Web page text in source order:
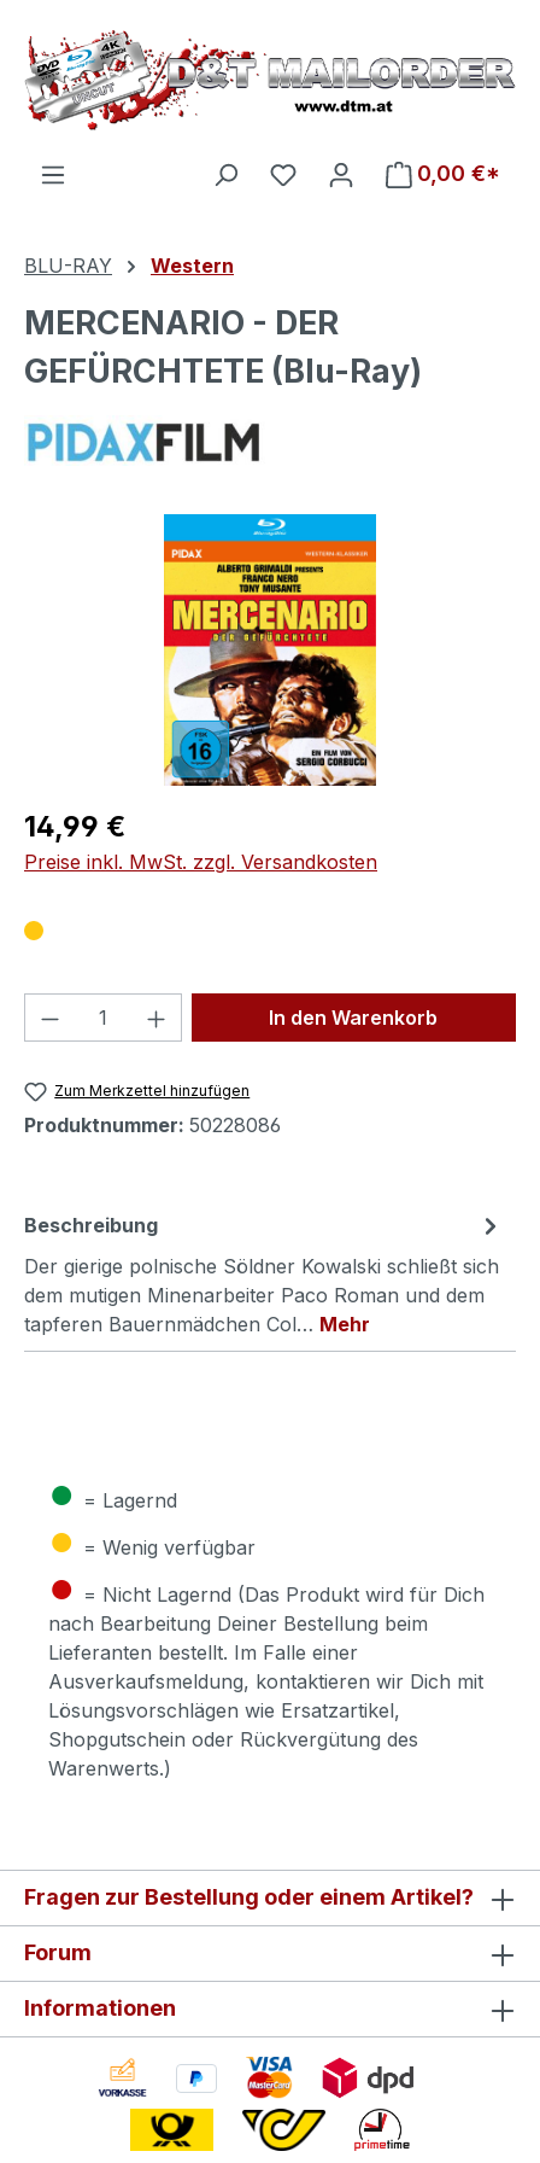
Zum Hauptinhalt springen
Du hast 0 Produkte auf
0,00 €*
BLU-RAY Western
MERCENARIO - DER
GEFÜRCHTETE (Blu-Ray)
Bildergalerie überspringen
Regulärer Preis:
14,99 €
Preise inkl. MwSt. zzgl. Versandkosten
Produkt Anzahl: Gib denIn den Warenkorb
Zum Merkzettel hinzufügen
Produktnummer: 50228086
Beschreibung
Der gierige polnische Söldner Kowalski schließt sich
dem mutigen Minenarbeiter Paco Roman und dem
tapferen Bauernmädchen Col… Mehr
● = Lagernd
● = Wenig verfügbar
● = Nicht Lagernd (Das Produkt wird für Dich
nach Bearbeitung Deiner Bestellung beim
Lieferanten bestellt. Im Falle einer
Ausverkaufsmeldung, kontaktieren wir Dich mit
Lösungsvorschlägen wie Ersatzartikel,
Shopgutschein oder Rückvergütung des
Warenwerts.)
Fragen zur Bestellung oder einem Artikel?
Forum
Informationen